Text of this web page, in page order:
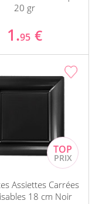
20 gr
1.95 €
Assiettes Carrées
18 cm Noir